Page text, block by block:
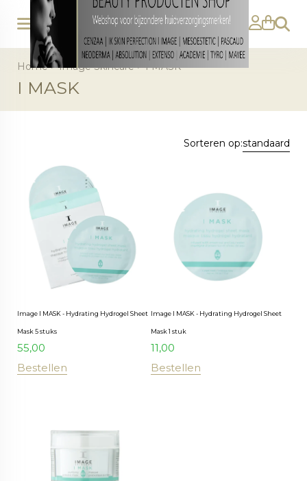
Home>Image Skincare>I MASK
I MASK
Sorteren op:standaard
Image I MASK - Hydrating Hydrogel Sheet
Mask 5 stuks
55,00
Bestellen
Image I MASK - Hydrating Hydrogel Sheet
Mask 1 stuk
11,00
Bestellen